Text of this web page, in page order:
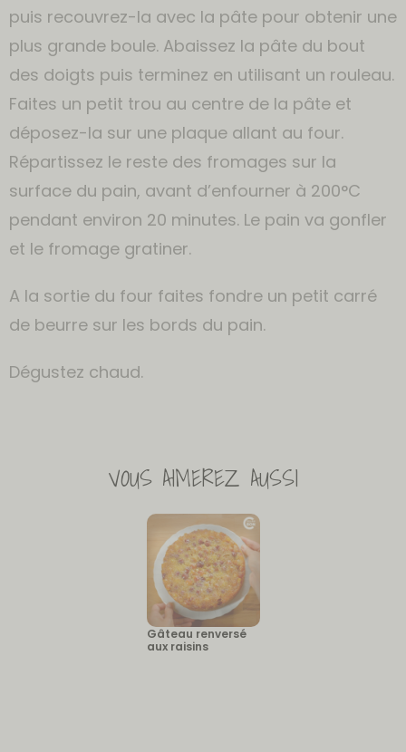
puis recouvrez-la avec la pâte pour obtenir une
plus grande boule. Abaissez la pâte du bout
des doigts puis terminez en utilisant un rouleau.
Faites un petit trou au centre de la pâte et
déposez-la sur une plaque allant au four.
Répartissez le reste des fromages sur la
surface du pain, avant d’enfourner à 200°C
pendant environ 20 minutes. Le pain va gonfler
et le fromage gratiner.
A la sortie du four faites fondre un petit carré
de beurre sur les bords du pain.
Dégustez chaud.
VOUS AIMEREZ AUSSI
Gâteau renversé
aux raisins